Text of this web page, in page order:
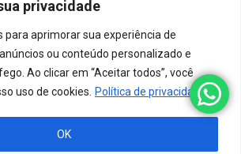
privacidade
para aprimorar sua experiência de
ou conteúdo personalizado e
Ao clicar em “Aceitar todos”, você
uso de cookies. Política de privacidade
OK
Política de privacidade